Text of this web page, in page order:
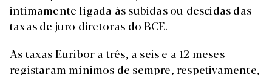
intimamente ligada às subidas ou descidas das
taxas de juro diretoras do BCE.
As taxas Euribor a três, a seis e a 12 meses
registaram mínimos de sempre, respetivamente,